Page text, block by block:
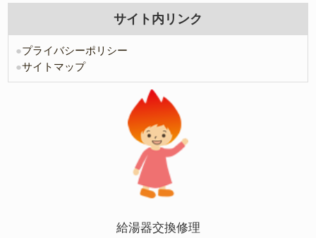
サイト内リンク
●プライバシーポリシー
●サイトマップ
給湯器交換修理